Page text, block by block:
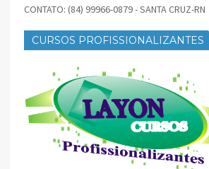
CONTATO: (84) 99966-0879 - SANTA CRUZ-RN
CURSOS PROFISSIONALIZANTES